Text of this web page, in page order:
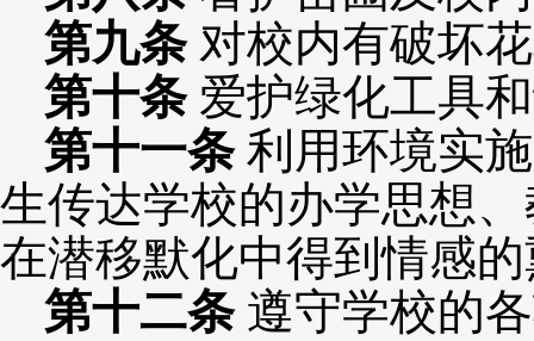
第九条 对校内有破坏
第十条 爱护绿化工具
第十一条 利用环境实
生传达学校的办学思想
在潜移默化中得到情感
第十二条 遵守学校的